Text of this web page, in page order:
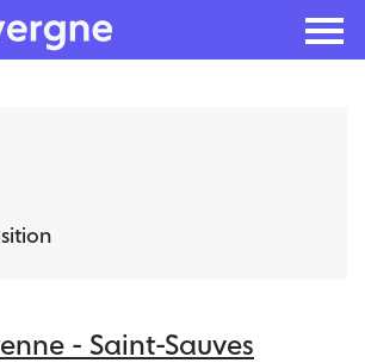
- Saint-Sauves